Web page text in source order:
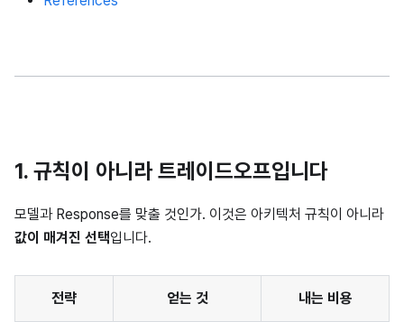
1. 규칙이 아니라 트레이드오프입니다
모델과 Response를 맞출 것인가. 이것은 아키텍처 규칙이 아니라
값이 매겨진 선택입니다.
전략 얻는 것 내는 비용